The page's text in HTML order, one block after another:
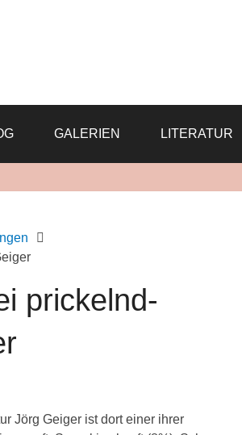
GALERIEN LITERATUR
prickelnd-
Jörg Geiger ist dort einer ihrer